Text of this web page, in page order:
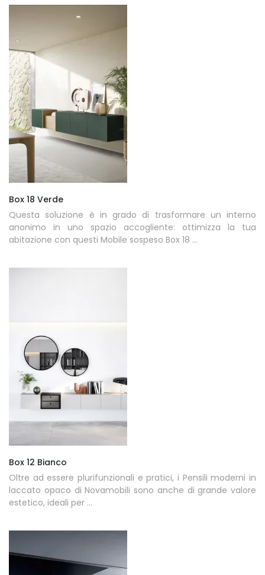
Box 18 Verde
Questa soluzione è in grado di trasformare un interno
anonimo in uno spazio accogliente: ottimizza la tua
abitazione con questi Mobile sospeso Box 18 ...
Box 12 Bianco
Oltre ad essere plurifunzionali e pratici, i Pensili moderni in
laccato opaco di Novamobili sono anche di grande valore
estetico, ideali per ...